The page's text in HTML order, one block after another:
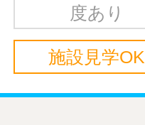
度あり
施設見学OK